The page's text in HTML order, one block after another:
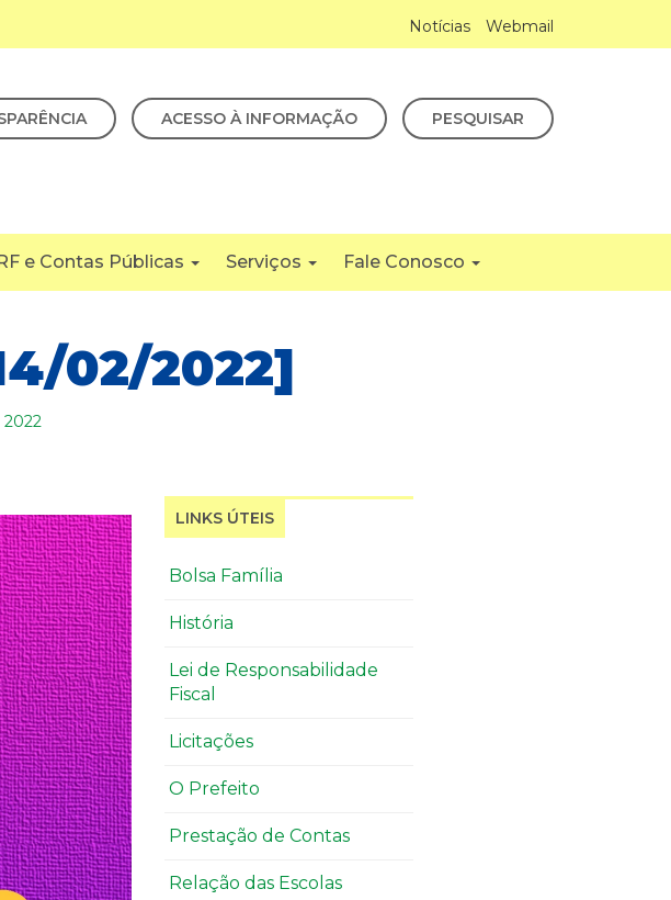
Notícias Webmail
ACESSO À INFORMAÇÃO PESQUISAR
e Contas Públicas Serviços Fale Conosco
02/2022]
2022
LINKS ÚTEIS
Bolsa Família
História
Lei de Responsabilidade
Fiscal
Licitações
O Prefeito
Prestação de Contas
Relação das Escolas